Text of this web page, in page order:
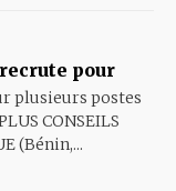
pour
plusieurs postes
CONSEILS
(Bénin,...